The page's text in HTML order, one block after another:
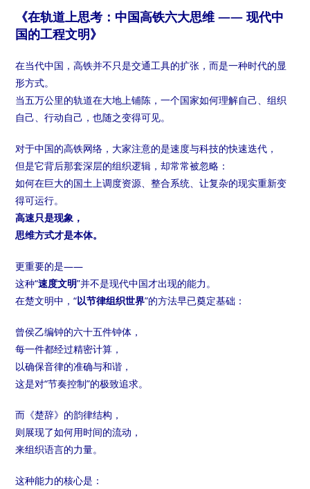
《在轨道上思考：中国高铁六大思维 —— 现代中
国的工程文明》
在当代中国，高铁并不只是交通工具的扩张，而是一种时代的显
形方式。
当五万公里的轨道在大地上铺陈，一个国家如何理解自己、组织
自己、行动自己，也随之变得可见。
对于中国的高铁网络，大家注意的是速度与科技的快速迭代，
但是它背后那套深层的组织逻辑，却常常被忽略：
如何在巨大的国土上调度资源、整合系统、让复杂的现实重新变
得可运行。
高速只是现象，
思维方式才是本体。
更重要的是——
这种“速度文明”并不是现代中国才出现的能力。
在楚文明中，“以节律组织世界”的方法早已奠定基础：
曾侯乙编钟的六十五件钟体，
每一件都经过精密计算，
以确保音律的准确与和谐，
这是对“节奏控制”的极致追求。
而《楚辞》的韵律结构，
则展现了如何用时间的流动，
来组织语言的力量。
这种能力的核心是：